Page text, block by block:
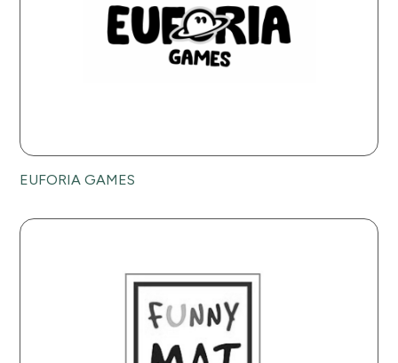
EUFORIA GAMES